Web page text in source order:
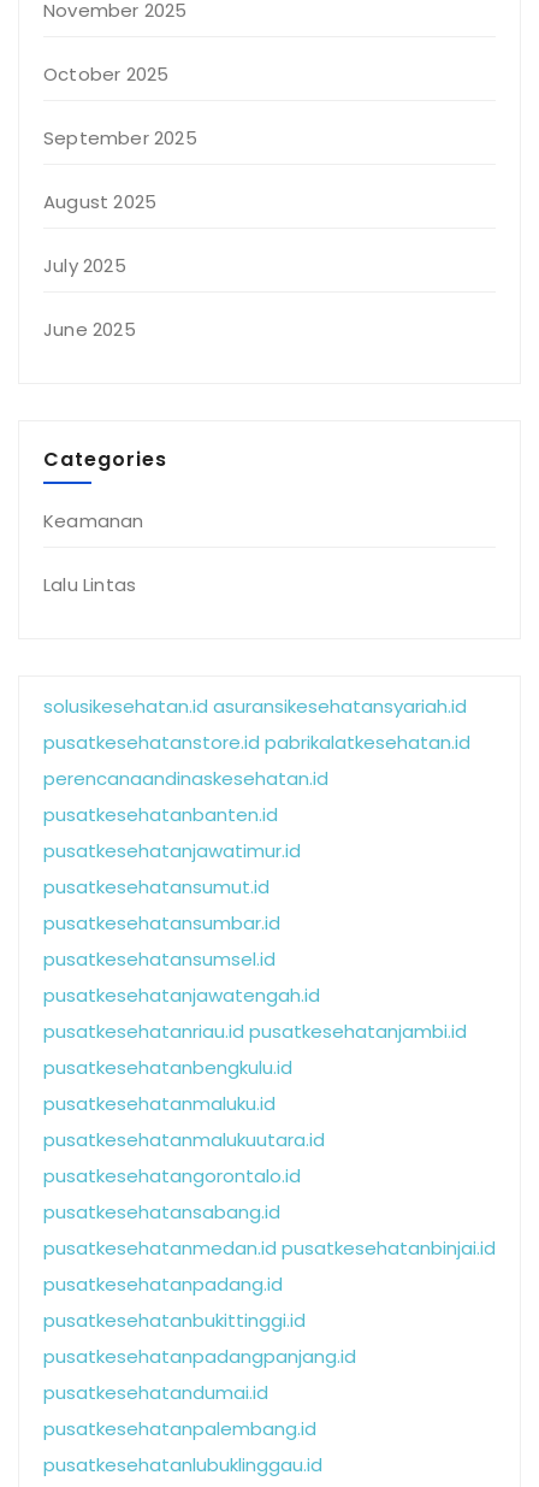
November 2025
October 2025
September 2025
August 2025
July 2025
June 2025
Categories
Keamanan
Lalu Lintas
solusikesehatan.id asuransikesehatansyariah.id
pusatkesehatanstore.id pabrikalatkesehatan.id
perencanaandinaskesehatan.id
pusatkesehatanbanten.id
pusatkesehatanjawatimur.id
pusatkesehatansumut.id
pusatkesehatansumbar.id
pusatkesehatansumsel.id
pusatkesehatanjawatengah.id
pusatkesehatanriau.id pusatkesehatanjambi.id
pusatkesehatanbengkulu.id
pusatkesehatanmaluku.id
pusatkesehatanmalukuutara.id
pusatkesehatangorontalo.id
pusatkesehatansabang.id
pusatkesehatanmedan.id pusatkesehatanbinjai.id
pusatkesehatanpadang.id
pusatkesehatanbukittinggi.id
pusatkesehatanpadangpanjang.id
pusatkesehatandumai.id
pusatkesehatanpalembang.id
pusatkesehatanlubuklinggau.id